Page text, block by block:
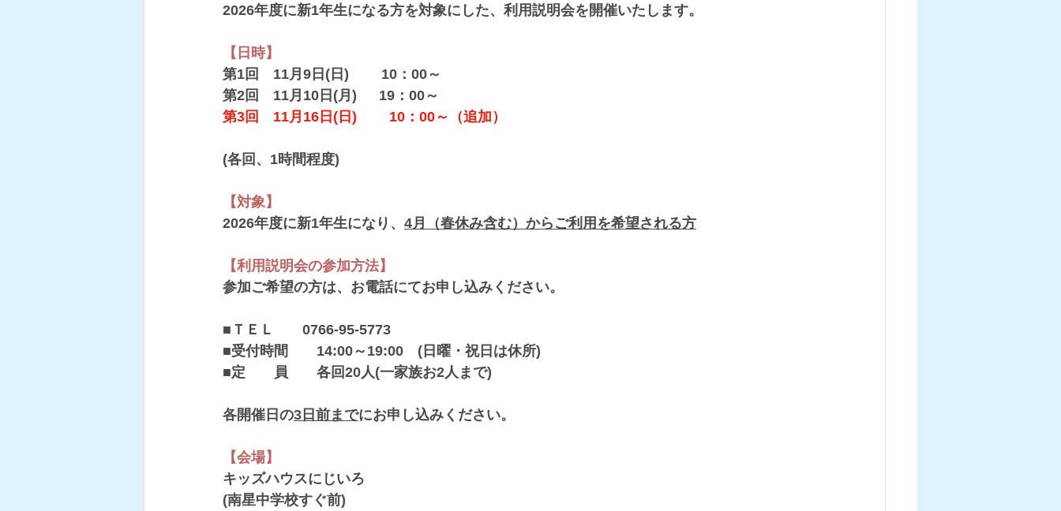
2026年度に新1年生になる方を対象にした、利用説明会を開催いたします。
【日時】
第1回　11月9日(日)　　 10：00～
第2回　11月10日(月)　  19：00～
第3回　11月16日(日)　　 10：00～（追加）
(各回、1時間程度)
【対象】
2026年度に新1年生になり、 4月（春休み含む）からご利用を希望される方
【利用説明会の参加方法】
参加ご希望の方は、お電話にてお申し込みください。
■ＴＥＬ　　0766-95-5773
■受付時間　　14:00～19:00　(日曜・祝日は休所)
■定　　員　　各回20人(一家族お2人まで)
各開催日の3日前までにお申し込みください。
【会場】
キッズハウスにじいろ
(南星中学校すぐ前)